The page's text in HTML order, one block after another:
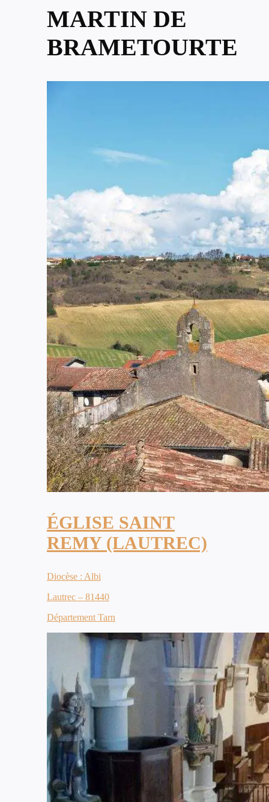
MARTIN DE
BRAMETOURTE
ÉGLISE SAINT
REMY (LAUTREC)
Diocèse : Albi
Lautrec – 81440
Département Tarn